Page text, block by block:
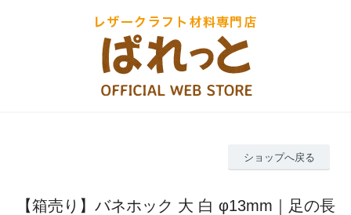
ショップへ戻る
【箱売り】バネホック 大 白 φ13mm｜足の長